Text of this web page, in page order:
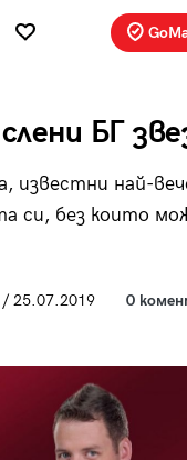
БГ
известни най-
си, без които
25.07.2019 0